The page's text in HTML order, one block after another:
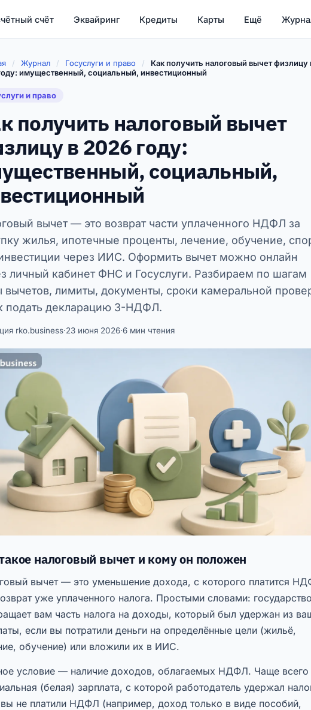
счёт Эквайринг Кредиты Карты Ещё
/ Журнал / Госуслуги и право /
Как получить налоговый вычет физлицу
имущественный, социальный, инвестиционный
и право
получить налоговый вычет
в 2026 году:
социальный,
вычет — это возврат части уплаченного НДФЛ за
жилья, ипотечные проценты, лечение, обучение,
через ИИС. Оформить вычет можно онлайн
личный кабинет ФНС и Госуслуги. Разбираем по шагам
вычетов, лимиты, документы, сроки камеральной
подать декларацию 3-НДФЛ.
rko.business·23 июня 2026·6 мин чтения
налоговый вычет и кому он положен
вычет — это уменьшение дохода, с которого платится
уже уплаченного налога. Простыми словами:
вам часть налога на доходы, который был удержан из
если вы потратили деньги на определённые цели (жильё,
обучение) или вложили их в ИИС.
условие — наличие доходов, облагаемых НДФЛ. Чаще всего
(белая) зарплата, с которой работодатель удержал
не платили НДФЛ (например, доход только в виде пособий,